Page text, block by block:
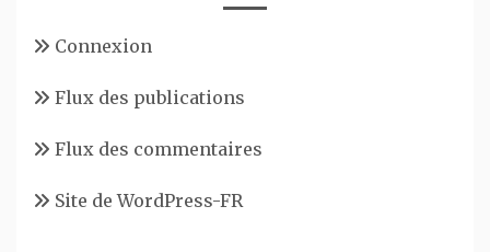
Connexion
Flux des publications
Flux des commentaires
Site de WordPress-FR